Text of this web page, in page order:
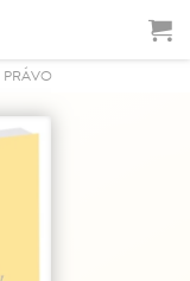
PRÁVO